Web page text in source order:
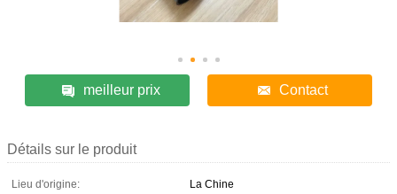
meilleur prix Contact
Détails sur le produit
Lieu d'origine:
La Chine